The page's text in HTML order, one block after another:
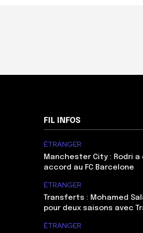
FIL INFOS
ÉTRANGER
Manchester City : Rodri a
accord au FC Barcelone
ÉTRANGER
Transferts : Mohamed
pour deux saisons avec
ÉTRANGER